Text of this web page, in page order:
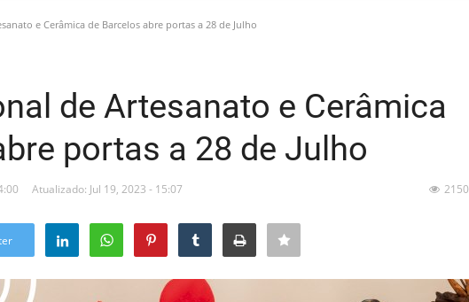
e Cerâmica de Barcelos abre portas a 28 de Julho
de Artesanato e Cerâmica
portas a 28 de Julho
Atualizado: Jul 19, 2023 - 15:07 2150